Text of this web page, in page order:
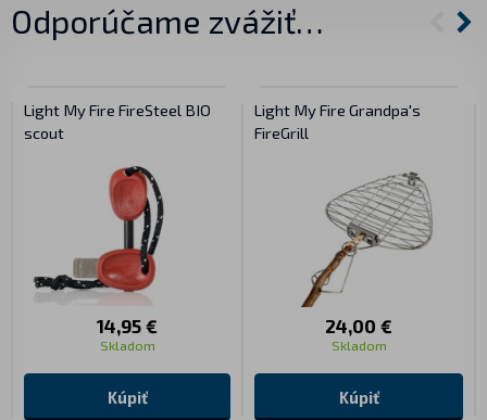
Odporúčame zvážiť…
Light My Fire FireSteel BIO
scout
14,95 €
Skladom
Kúpiť
Light My Fire Grandpa's
FireGrill
24,00 €
Skladom
Kúpiť